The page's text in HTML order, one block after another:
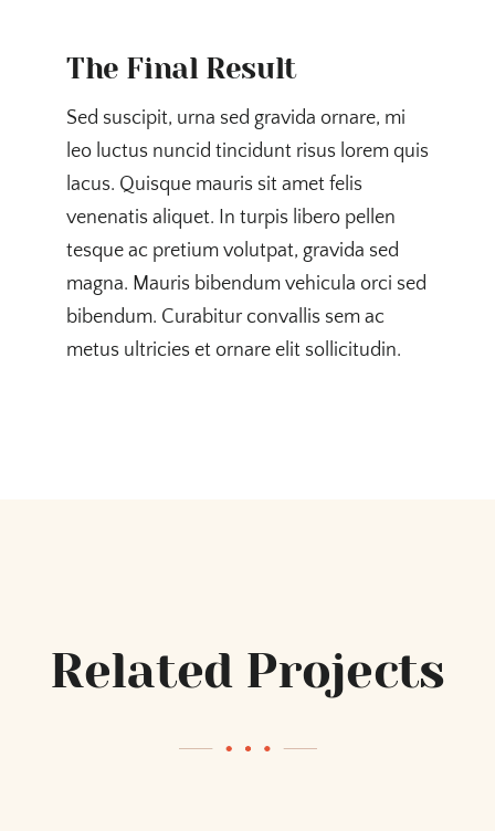
The Final Result
Sed suscipit, urna sed gravida ornare, mi
leo luctus nuncid tincidunt risus lorem quis
lacus. Quisque mauris sit amet felis
venenatis aliquet. In turpis libero pellen
tesque ac pretium volutpat, gravida sed
magna. Mauris bibendum vehicula orci sed
bibendum. Curabitur convallis sem ac
metus ultricies et ornare elit sollicitudin.
Related Projects